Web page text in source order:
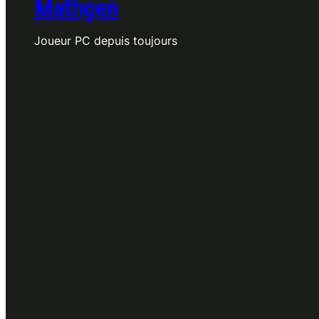
Mathgen
Joueur PC depuis toujours